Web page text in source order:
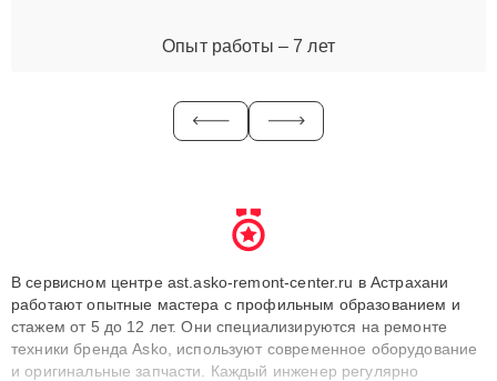
Опыт работы – 7 лет
В сервисном центре ast.asko-remont-center.ru в Астрахани
работают опытные мастера с профильным образованием и
стажем от 5 до 12 лет. Они специализируются на ремонте
техники бренда Asko, используют современное оборудование
и оригинальные запчасти. Каждый инженер регулярно